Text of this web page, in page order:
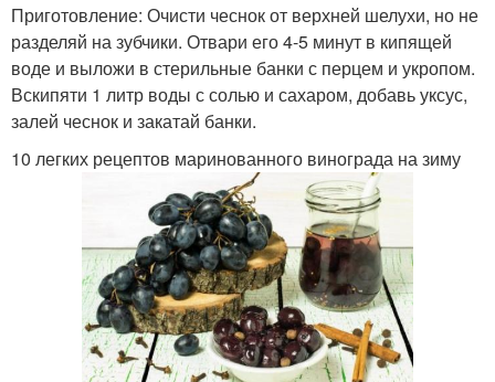
Приготовление: Очисти чеснок от верхней шелухи, но не
разделяй на зубчики. Отвари его 4-5 минут в кипящей
воде и выложи в стерильные банки с перцем и укропом.
Вскипяти 1 литр воды с солью и сахаром, добавь уксус,
залей чеснок и закатай банки.
10 легких рецептов маринованного винограда на зиму